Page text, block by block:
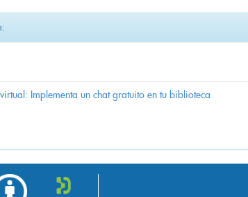
Implementa un chat gratuito en tu biblioteca